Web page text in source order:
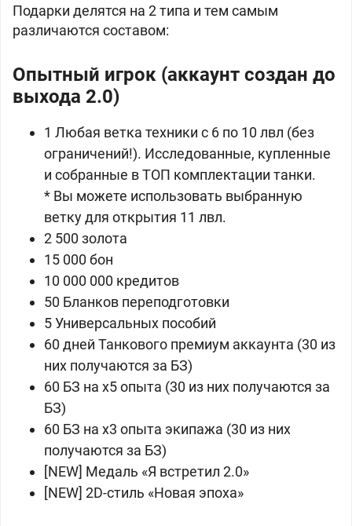
Подарки делятся на 2 типа и тем самым
различаются составом:
Опытный игрок (аккаунт создан до
выхода 2.0)
1 Любая ветка техники с 6 по 10 лвл (без
ограничений!). Исследованные, купленные
и собранные в ТОП комплектации танки.
* Вы можете использовать выбранную
ветку для открытия 11 лвл.
2 500 золота
15 000 бон
10 000 000 кредитов
50 Бланков переподготовки
5 Универсальных пособий
60 дней Танкового премиум аккаунта (30 из
них получаются за БЗ)
60 БЗ на x5 опыта (30 из них получаются за
БЗ)
60 БЗ на x3 опыта экипажа (30 из них
получаются за БЗ)
[NEW] Медаль «Я встретил 2.0»
[NEW] 2D-стиль «Новая эпоха»